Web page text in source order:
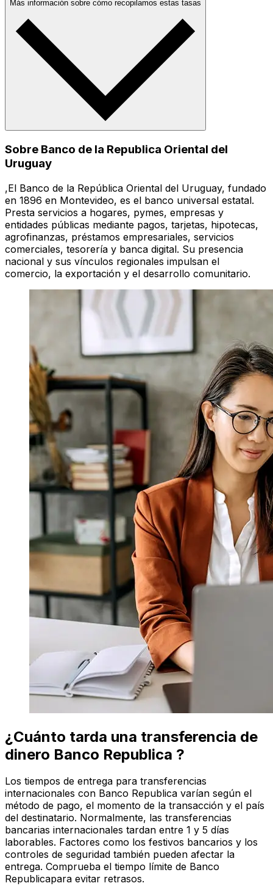
Más información sobre cómo recopilamos estas tasas
Sobre Banco de la Republica Oriental del
Uruguay
,El Banco de la República Oriental del Uruguay, fundado
en 1896 en Montevideo, es el banco universal estatal.
Presta servicios a hogares, pymes, empresas y
entidades públicas mediante pagos, tarjetas, hipotecas,
agrofinanzas, préstamos empresariales, servicios
comerciales, tesorería y banca digital. Su presencia
nacional y sus vínculos regionales impulsan el
comercio, la exportación y el desarrollo comunitario.
¿Cuánto tarda una transferencia de
dinero Banco Republica ?
Los tiempos de entrega para transferencias
internacionales con Banco Republica varían según el
método de pago, el momento de la transacción y el país
del destinatario. Normalmente, las transferencias
bancarias internacionales tardan entre 1 y 5 días
laborables. Factores como los festivos bancarios y los
controles de seguridad también pueden afectar la
entrega. Comprueba el tiempo límite de Banco
Republicapara evitar retrasos.